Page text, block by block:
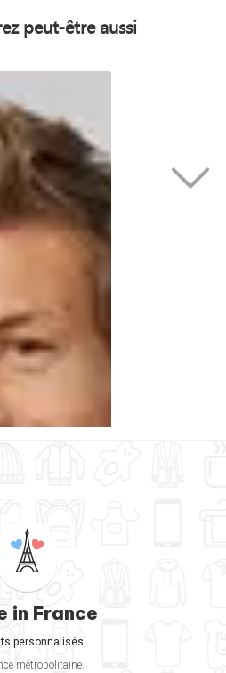
peut-être aussi
in France
personnalisés
métropolitaine.